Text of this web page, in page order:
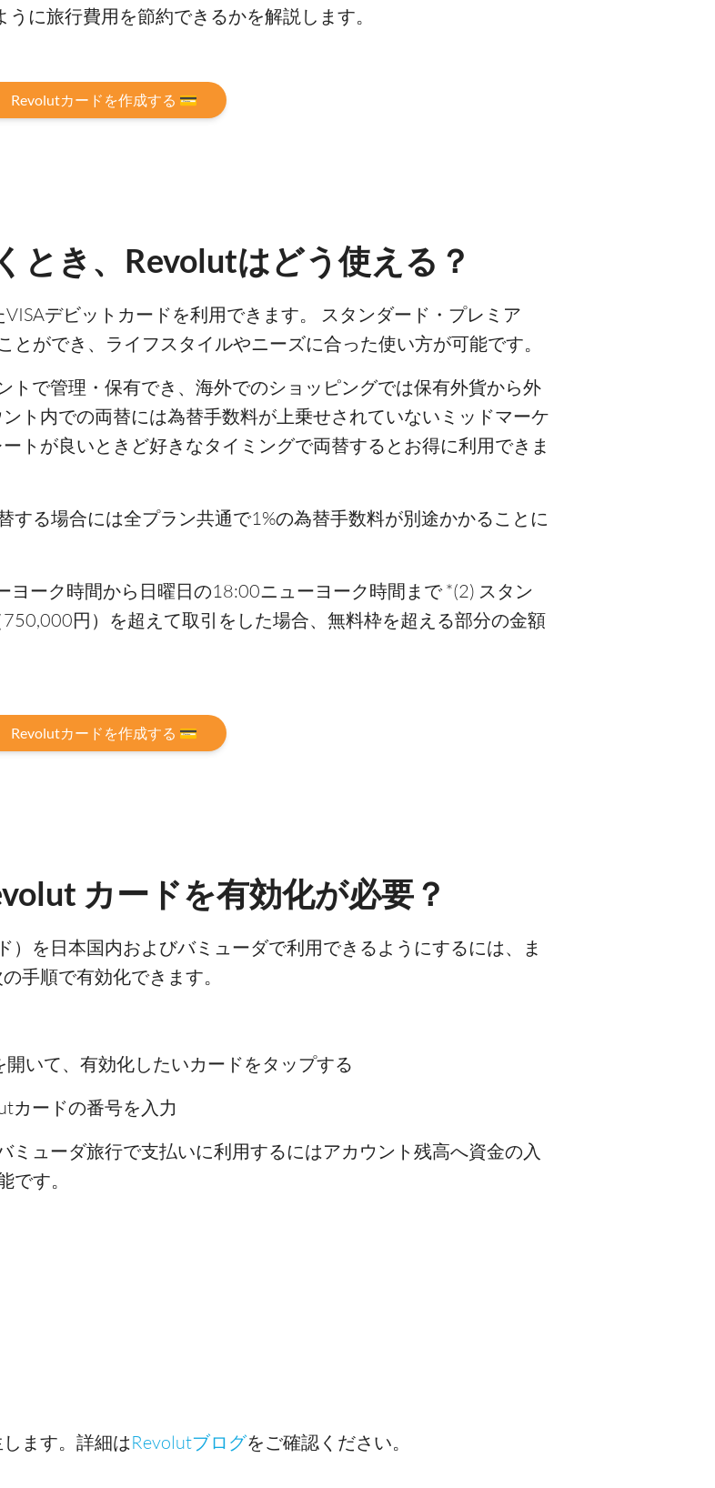
に旅行費用を節約できるかを解説します。
Revolutカードを作成する 💳
とき、Revolutはどう使える？
デビットカードを利用できます。 スタンダード・プレミア
ができ、ライフスタイルやニーズに合った使い方が可能です。
トで管理・保有でき、海外でのショッピングでは保有外貨から外
ト内での両替には為替手数料が上乗せされていないミッドマーケ
トが良いときど好きなタイミングで両替するとお得に利用できま
する場合には全プラン共通で1%の為替手数料が別途かかることに
ーク時間から日曜日の18:00ニューヨーク時間まで *(2) スタン
円）を超えて取引をした場合、無料枠を超える部分の金額
Revolutカードを作成する 💳
カードを有効化が必要？
）を日本国内およびバミューダで利用できるようにするには、ま
手順で有効化できます。
開いて、有効化したいカードをタップする
カードの番号を入力
ミューダ旅行で支払いに利用するにはアカウント残高へ資金の入
す。
ます。詳細はRevolutブログをご確認ください。